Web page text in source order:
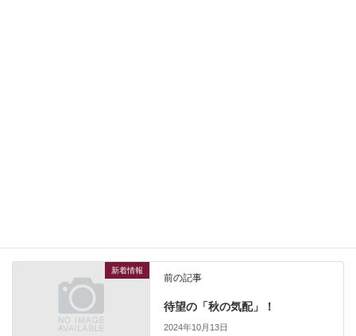
新着情報
前の記事
待望の「秋の気配」！
2024年10月13日